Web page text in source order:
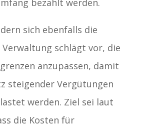
bezahlt werden.
sich ebenfalls die
Verwaltung schlägt vor, die
anzupassen, damit
steigender Vergütungen
werden. Ziel sei laut
die Kosten für